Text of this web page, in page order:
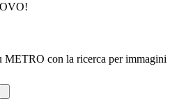
METRO con la ricerca per immagini